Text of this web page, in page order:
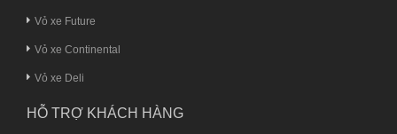
Vỏ xe Future
Vỏ xe Continental
Vỏ xe Deli
HỖ TRỢ KHÁCH HÀNG